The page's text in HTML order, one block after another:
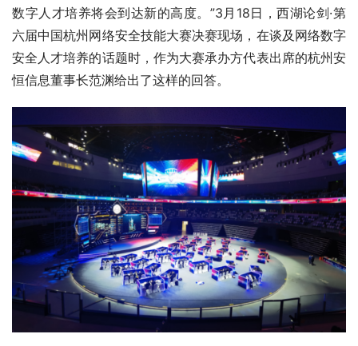
数字人才培养将会到达新的高度。”3月18日，西湖论剑·第
六届中国杭州网络安全技能大赛决赛现场，在谈及网络数字
安全人才培养的话题时，作为大赛承办方代表出席的杭州安
恒信息董事长范渊给出了这样的回答。